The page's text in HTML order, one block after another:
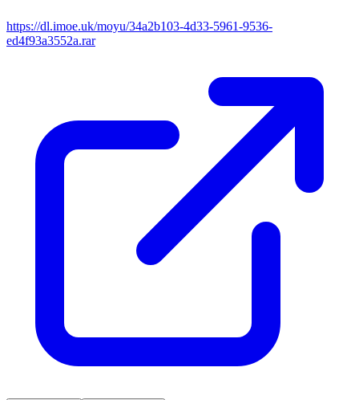
https://dl.imoe.uk/moyu/34a2b103-4d33-5961-9536-
ed4f93a3552a.rar